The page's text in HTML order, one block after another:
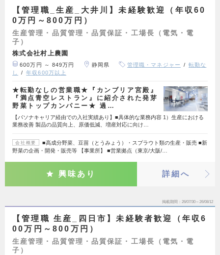
【管理職_生産_大井川】未経験歓迎（年収60
0万円～800万円）
生産管理・品質管理・品質保証・工場長（電気・電
子）
株式会社村上農園
600万円 ～ 849万円 静岡県 管理職・マネジャー
転勤な
し
年収600万以上
★転勤なしの営業職★『カンブリア宮殿』
『満点青空レストラン』に紹介された発芽
野菜トップカンパニー★ 過…
【パソナキャリア経由での入社実績あり】■具体的な業務内容 1）生産における
業務改善 製品の品質向上、原価低減、増産対応に向け…
会社概要
■高成分野菜、豆苗（とうみょう）・スプラウト類の生産・販売 ■新
野菜の企画・開発・販売等 【事業所】 ■営業拠点（東京/大阪/…
興味あり 詳細へ
掲載期間 26/07/30～26/08/12
【管理職 生産_四日市】未経験者歓迎（年収6
00万円～800万円）
生産管理・品質管理・品質保証・工場長（電気・電
子）